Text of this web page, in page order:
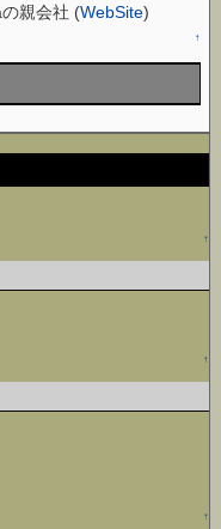
親会社 (WebSite)
↑
↑
↑
↑